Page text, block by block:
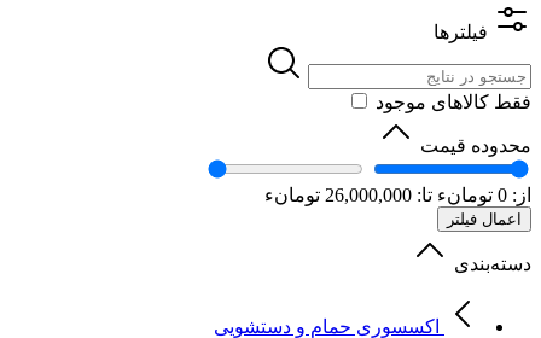
فیلترها
فقط کالاهای موجود
محدوده قیمت
از: 0 تومانء تا: 26,000,000 تومانء
اعمال فیلتر
دسته‌بندی
اکسسوری حمام و دستشویی